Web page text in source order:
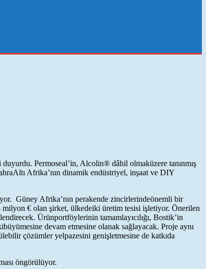
Permoseal’in, Alcolin® dâhil olmaküzere tanınmış
Afrika’nın dinamik endüstriyel, inşaat ve DIY
Güney Afrika’nın perakende zincirlerindeönemli bir
milyon € olan şirket, ülkedeiki üretim tesisi işletiyor. Önerilen
Ürünportföylerinin tamamlayıcılığı, Bostik’in
devam etmesine olanak sağlayacak. Proje aynı
çözümler yelpazesini genişletmesine de katkıda
öngörülüyor.